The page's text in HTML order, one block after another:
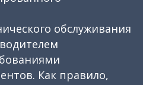
обслуживания
Как правило,